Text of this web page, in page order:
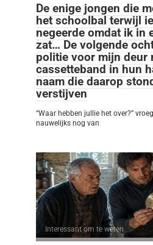
De enige jongen die
het schoolbal terwijl
negeerde omdat ik in
zat… De volgende
politie voor mijn deur
cassetteband in hun
naam die daarop
verstijven
“Waar hebben jullie het over?”
nauwelijks nog van
Interessant om te weten